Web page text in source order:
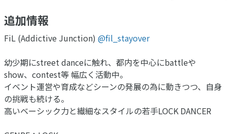
追加情報
FiL (Addictive Junction) @fil_stayover
幼少期にstreet danceに触れ、都内を中心にbattleや
show、contest等 幅広く活動中。
イベント運営や育成などシーンの発展の為に動きつつ、自身
の挑戦も続ける。
高いベーシック力と繊細なスタイルの若手LOCK DANCER